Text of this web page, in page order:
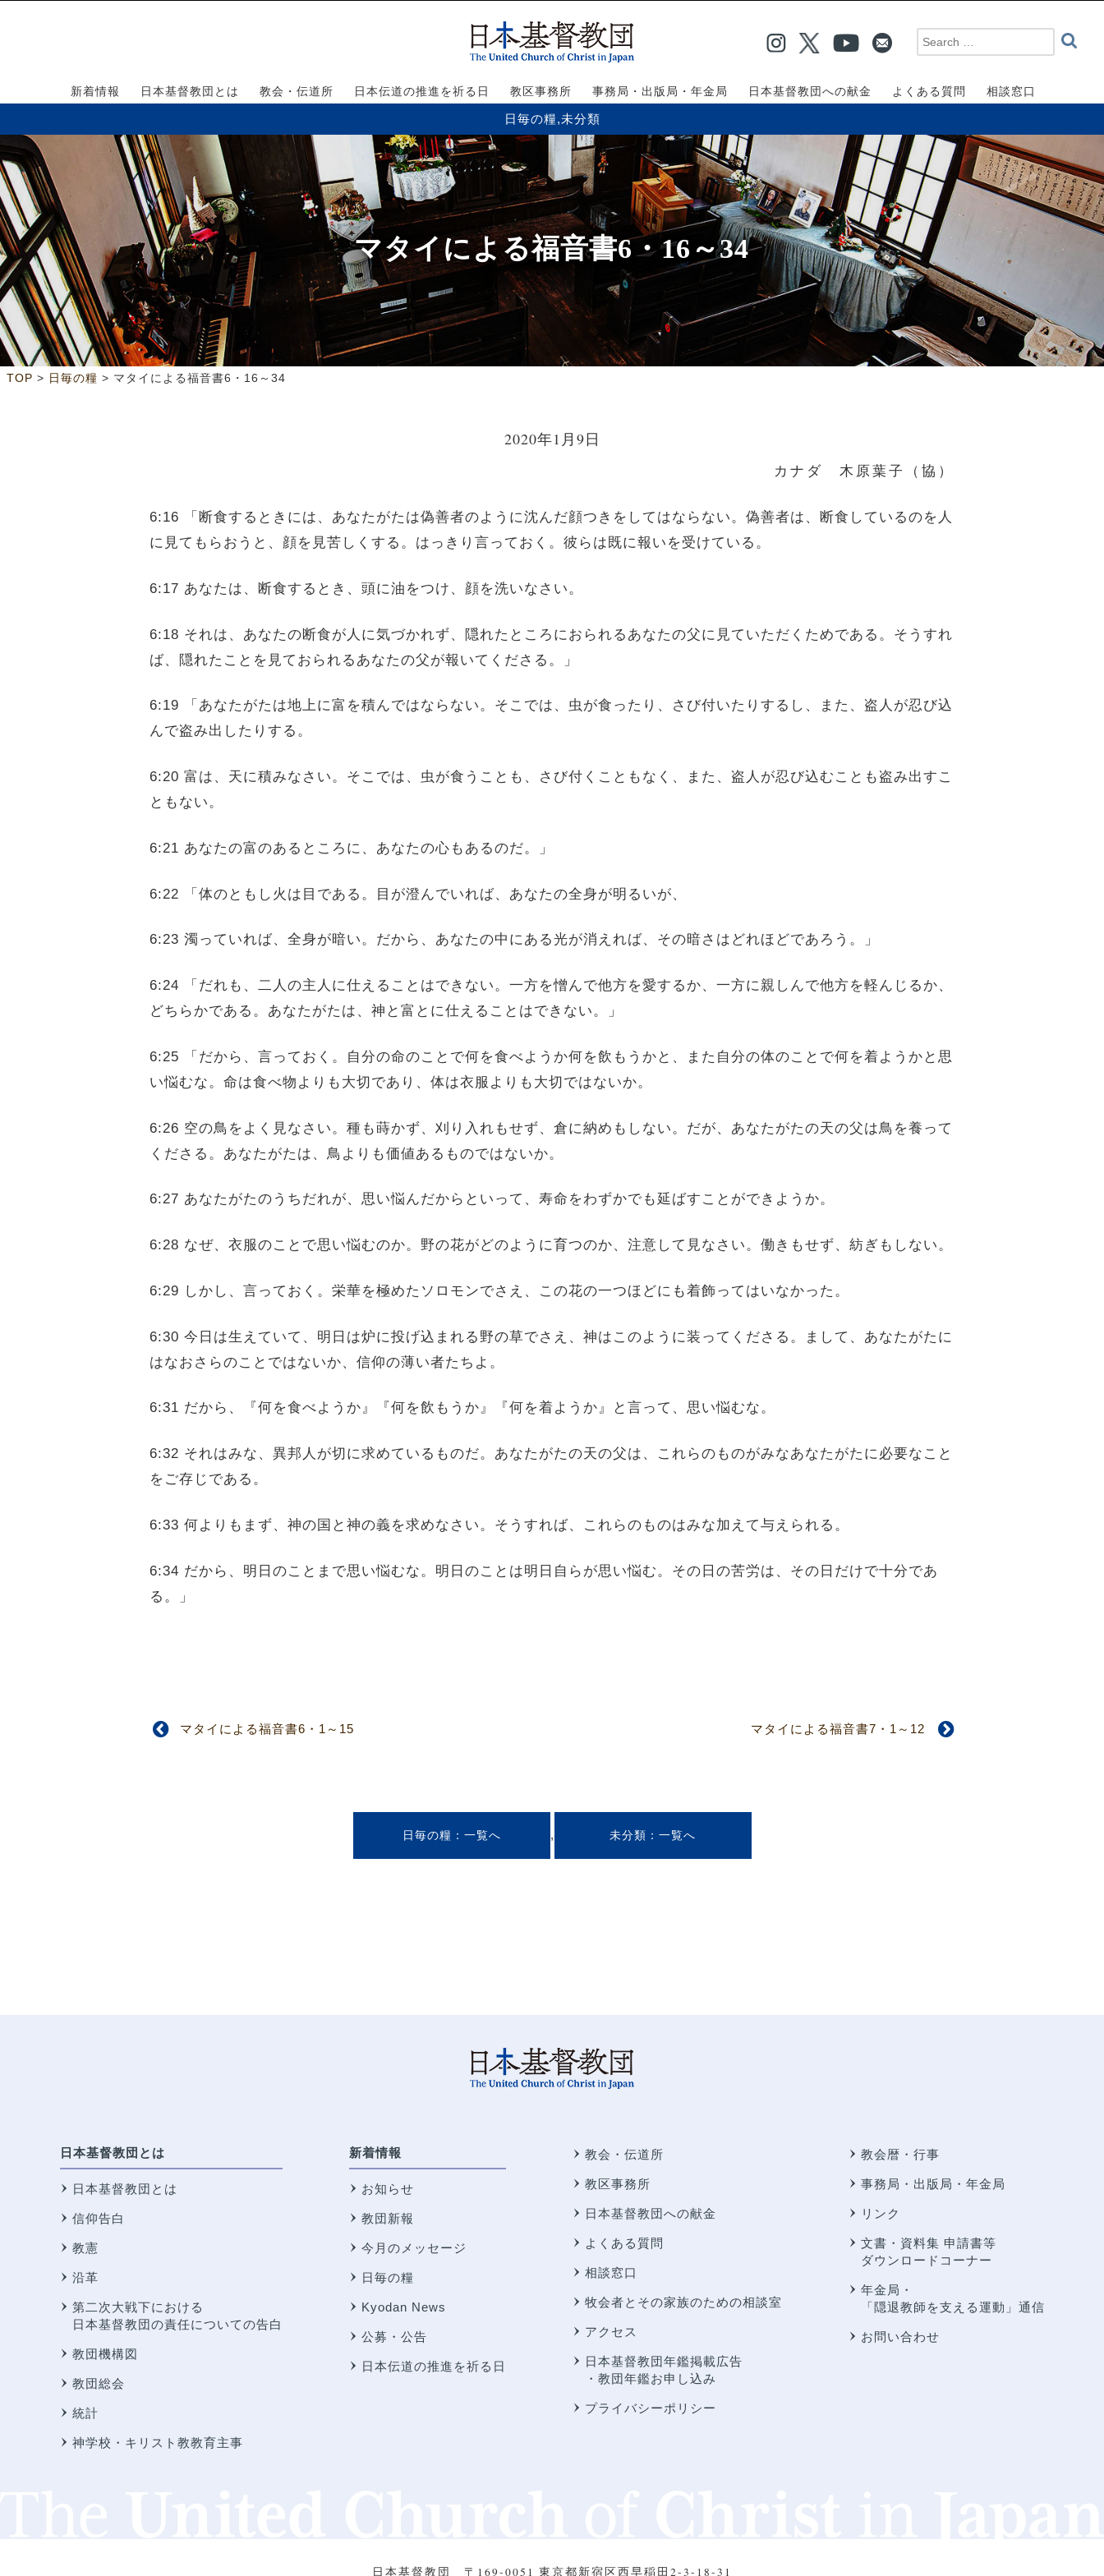
新着情報 日本基督教団とは 教会・伝道所 日本伝道の推進を祈る日 教区事務所 事務局・出版局・年金局 日本基督教団への献金 よくある質問 相談窓口
日毎の糧,未分類
マタイによる福音書6・16～34
TOP > 日毎の糧 > マタイによる福音書6・16～34
2020年1月9日
カナダ 木原葉子（協）
6:16 「断食するときには、あなたがたは偽善者のように沈んだ顔つきをしてはならない。偽善者は、断食しているのを人
に見てもらおうと、顔を見苦しくする。はっきり言っておく。彼らは既に報いを受けている。
6:17 あなたは、断食するとき、頭に油をつけ、顔を洗いなさい。
6:18 それは、あなたの断食が人に気づかれず、隠れたところにおられるあなたの父に見ていただくためである。そうすれ
ば、隠れたことを見ておられるあなたの父が報いてくださる。」
6:19 「あなたがたは地上に富を積んではならない。そこでは、虫が食ったり、さび付いたりするし、また、盗人が忍び込
んで盗み出したりする。
6:20 富は、天に積みなさい。そこでは、虫が食うことも、さび付くこともなく、また、盗人が忍び込むことも盗み出すこ
ともない。
6:21 あなたの富のあるところに、あなたの心もあるのだ。」
6:22 「体のともし火は目である。目が澄んでいれば、あなたの全身が明るいが、
6:23 濁っていれば、全身が暗い。だから、あなたの中にある光が消えれば、その暗さはどれほどであろう。」
6:24 「だれも、二人の主人に仕えることはできない。一方を憎んで他方を愛するか、一方に親しんで他方を軽んじるか、
どちらかである。あなたがたは、神と富とに仕えることはできない。」
6:25 「だから、言っておく。自分の命のことで何を食べようか何を飲もうかと、また自分の体のことで何を着ようかと思
い悩むな。命は食べ物よりも大切であり、体は衣服よりも大切ではないか。
6:26 空の鳥をよく見なさい。種も蒔かず、刈り入れもせず、倉に納めもしない。だが、あなたがたの天の父は鳥を養って
くださる。あなたがたは、鳥よりも価値あるものではないか。
6:27 あなたがたのうちだれが、思い悩んだからといって、寿命をわずかでも延ばすことができようか。
6:28 なぜ、衣服のことで思い悩むのか。野の花がどのように育つのか、注意して見なさい。働きもせず、紡ぎもしない。
6:29 しかし、言っておく。栄華を極めたソロモンでさえ、この花の一つほどにも着飾ってはいなかった。
6:30 今日は生えていて、明日は炉に投げ込まれる野の草でさえ、神はこのように装ってくださる。まして、あなたがたに
はなおさらのことではないか、信仰の薄い者たちよ。
6:31 だから、『何を食べようか』『何を飲もうか』『何を着ようか』と言って、思い悩むな。
6:32 それはみな、異邦人が切に求めているものだ。あなたがたの天の父は、これらのものがみなあなたがたに必要なこと
をご存じである。
6:33 何よりもまず、神の国と神の義を求めなさい。そうすれば、これらのものはみな加えて与えられる。
6:34 だから、明日のことまで思い悩むな。明日のことは明日自らが思い悩む。その日の苦労は、その日だけで十分であ
る。」
マタイによる福音書6・1～15 マタイによる福音書7・1～12
日毎の糧 , 未分類
日本基督教団とは
日本基督教団とは
信仰告白
教憲
沿革
第二次大戦下における
日本基督教団の責任についての告白
教団機構図
教団総会
統計
神学校・キリスト教教育主事
新着情報
お知らせ
教団新報
今月のメッセージ
日毎の糧
Kyodan News
公募・公告
日本伝道の推進を祈る日
教会・伝道所
教区事務所
日本基督教団への献金
よくある質問
相談窓口
牧会者とその家族のための相談室
アクセス
日本基督教団年鑑掲載広告
・教団年鑑お申し込み
プライバシーポリシー
教会暦・行事
事務局・出版局・年金局
リンク
文書・資料集 申請書等
ダウンロードコーナー
年金局・
「隠退教師を支える運動」通信
お問い合わせ
日本基督教団 〒169-0051 東京都新宿区西早稲田2-3-18-31